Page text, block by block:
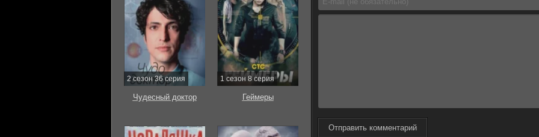
Отправить комментарий
2 сезон 36 серия
Чудесный доктор
1 сезон 8 серия
Геймеры